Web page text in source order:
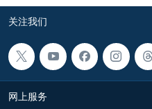
关注我们
网上服务